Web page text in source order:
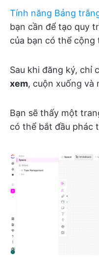
Tính năng Bảng
bạn cần để tạo quy
của bạn có thể cộng
Sau khi đăng ký, chỉ
xem, cuộn xuống và
Bạn sẽ thấy một
có thể bắt đầu phác